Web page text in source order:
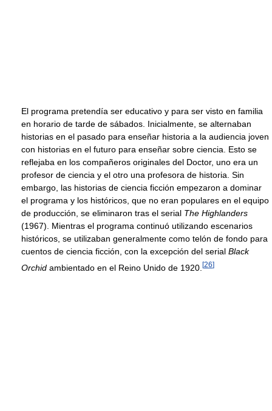
El programa pretendía ser educativo y para ser visto en familia
en horario de tarde de sábados. Inicialmente, se alternaban
historias en el pasado para enseñar historia a la audiencia joven
con historias en el futuro para enseñar sobre ciencia. Esto se
reflejaba en los compañeros originales del Doctor, uno era un
profesor de ciencia y el otro una profesora de historia. Sin
embargo, las historias de ciencia ficción empezaron a dominar
el programa y los históricos, que no eran populares en el equipo
de producción, se eliminaron tras el serial The Highlanders
(1967). Mientras el programa continuó utilizando escenarios
históricos, se utilizaban generalmente como telón de fondo para
cuentos de ciencia ficción, con la excepción del serial Black
Orchid ambientado en el Reino Unido de 1920. [26]